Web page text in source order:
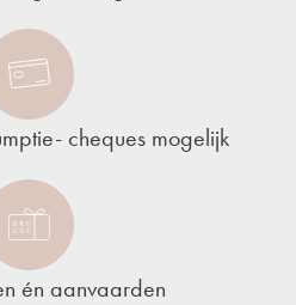
cheques mogelijk
én aanvaarden